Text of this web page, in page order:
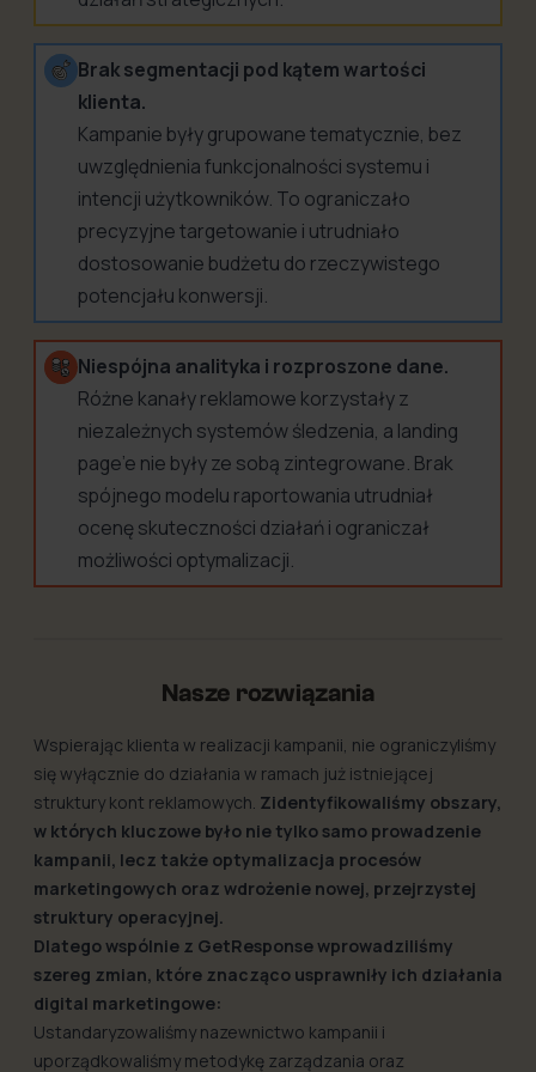
Brak segmentacji pod kątem wartości
klienta.
Kampanie były grupowane tematycznie, bez
uwzględnienia funkcjonalności systemu i
intencji użytkowników. To ograniczało
precyzyjne targetowanie i utrudniało
dostosowanie budżetu do rzeczywistego
potencjału konwersji.
Niespójna analityka i rozproszone dane.
Różne kanały reklamowe korzystały z
niezależnych systemów śledzenia, a landing
page’e nie były ze sobą zintegrowane. Brak
spójnego modelu raportowania utrudniał
ocenę skuteczności działań i ograniczał
możliwości optymalizacji.
Nasze rozwiązania
Wspierając klienta w realizacji kampanii, nie ograniczyliśmy
się wyłącznie do działania w ramach już istniejącej
struktury kont reklamowych. Zidentyfikowaliśmy obszary,
w których kluczowe było nie tylko samo prowadzenie
kampanii, lecz także optymalizacja procesów
marketingowych oraz wdrożenie nowej, przejrzystej
struktury operacyjnej.
Dlatego wspólnie z GetResponse wprowadziliśmy
szereg zmian, które znacząco usprawniły ich działania
digital marketingowe:
Ustandaryzowaliśmy nazewnictwo kampanii i
uporządkowaliśmy metodykę zarządzania oraz